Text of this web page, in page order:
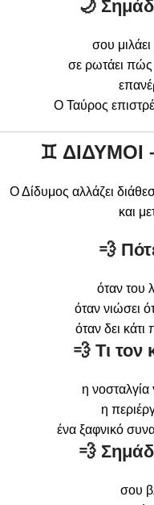
🌙
σου
σε ρωτάει πώς
Ο Ταύρος
♊ ΔΙΔΥΜΟΙ
Ο Δίδυμος αλλάζει
και
💨
όταν του
όταν νιώσει
όταν δει
💨 Τι τον
η νοσταλγία
η
ένα ξαφνικό
💨
σου